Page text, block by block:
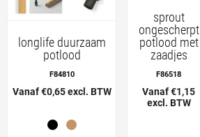
longlife duurzaam
potlood
F84810
Vanaf €0,65 excl. BTW
sprout
ongescherpt
potlood met
zaadjes
F86518
Vanaf €1,15
excl. BTW